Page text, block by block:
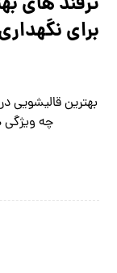
برای
بهترین قالیشویی
چه ویژگی